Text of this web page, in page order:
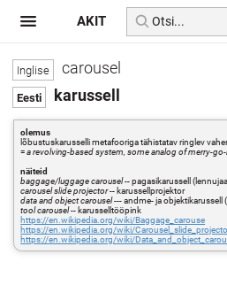
carousel
karussell
olemus
lõbustuskarusselli metafooriga tähistatav ringlev
=a revolving-based system, some analog of merry-
näiteid
baggage/luggage carousel-- pagasikarussell
carousel slide projector-- karussellprojektor
data and object carousel--- andme- ja objektikarussell
tool carousel-- karusselltööpink
https://en.wikipedia.org/wiki/Baggage_carouse
https://en.wikipedia.org/wiki/
https://en.wikipedia.org/wiki/
AKIT